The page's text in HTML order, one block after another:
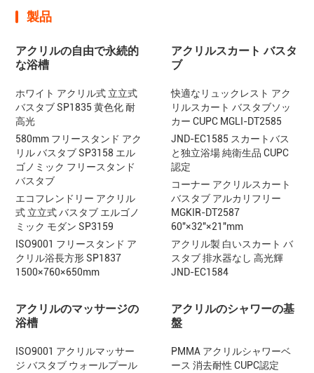
製品
アクリルの自由で永続的
な浴槽
ホワイト アクリル式 立立式
バスタブ SP1835 黄色化 耐
高光
580mm フリースタンド アク
リル バスタブ SP3158 エル
ゴノミック フリースタンド
バスタブ
エコフレンドリー アクリル
式 立立式 バスタブ エルゴノ
ミック モダン SP3159
ISO9001 フリースタンド ア
クリル浴長方形 SP1837
1500×760×650mm
アクリルスカート バスタ
ブ
快適なリュックレスト アク
リルスカート バスタブソッ
カー CUPC MGLI-DT2585
JND-EC1585 スカートバス
と独立浴場 純衛生品 CUPC
認定
コーナー アクリルスカート
バスタブ アルカリフリー
MGKIR-DT2587
60"×32"×21"mm
アクリル製 白いスカート バ
スタブ 排水器なし 高光輝
JND-EC1584
アクリルのマッサージの
浴槽
ISO9001 アクリルマッサー
ジ バスタブ ウォールプール
アクリルのシャワーの基
盤
PMMA アクリルシャワーベ
ース 消去耐性 CUPC認定